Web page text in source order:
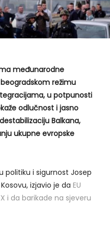
međunarodne
režimu
u potpunosti
odlučnost i jasno
Balkana,
ukupne evropske
politiku i sigurnost Josep
izjavio je da EU
i da barikade na sjeveru